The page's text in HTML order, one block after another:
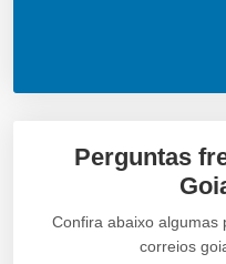
Perguntas
Confira abaixo algumas
correios